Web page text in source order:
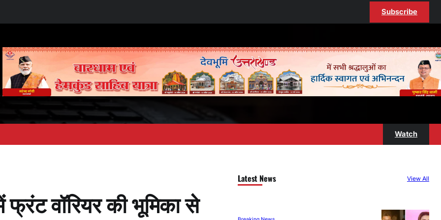
Subscribe
Watch
वॉरियर की भूमिका से
Latest News View All